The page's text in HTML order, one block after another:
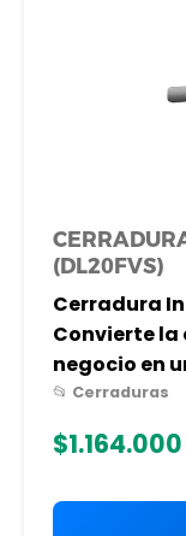
(DL20FVS)
Cerradura
Convierte la
negocio en
📂 Cerraduras
$1.164.000